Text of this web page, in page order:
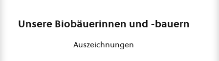
Unsere Biobäuerinnen und -bauern
Auszeichnungen